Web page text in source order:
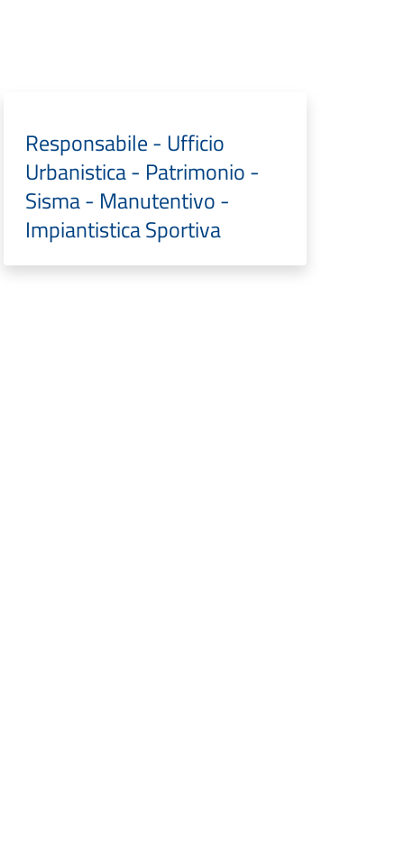
Responsabile - Ufficio
Urbanistica - Patrimonio -
Sisma - Manutentivo -
Impiantistica Sportiva